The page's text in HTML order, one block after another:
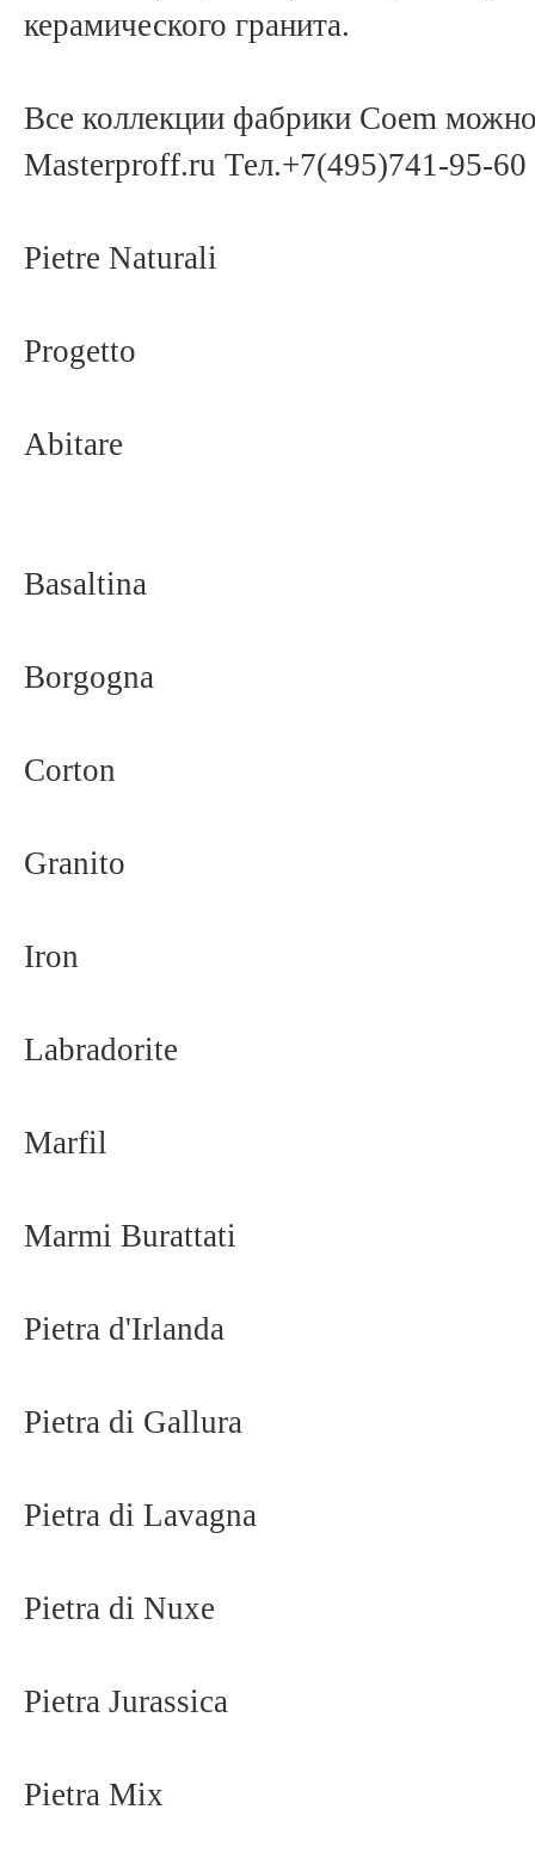
керамического гранита.
Все коллекции фабрики Coem
Masterproff.ru Тел.+7(495)741-95-60
Pietre Naturali
Progetto
Abitare
Basaltina
Borgogna
Corton
Granito
Iron
Labradorite
Marfil
Marmi Burattati
Pietra d'Irlanda
Pietra di Gallura
Pietra di Lavagna
Pietra di Nuxe
Pietra Jurassica
Pietra Mix